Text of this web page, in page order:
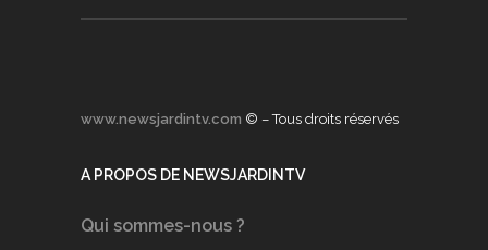
www.newsjardintv.com © – Tous droits réservés
A PROPOS DE NEWSJARDINTV
Qui sommes-nous ?